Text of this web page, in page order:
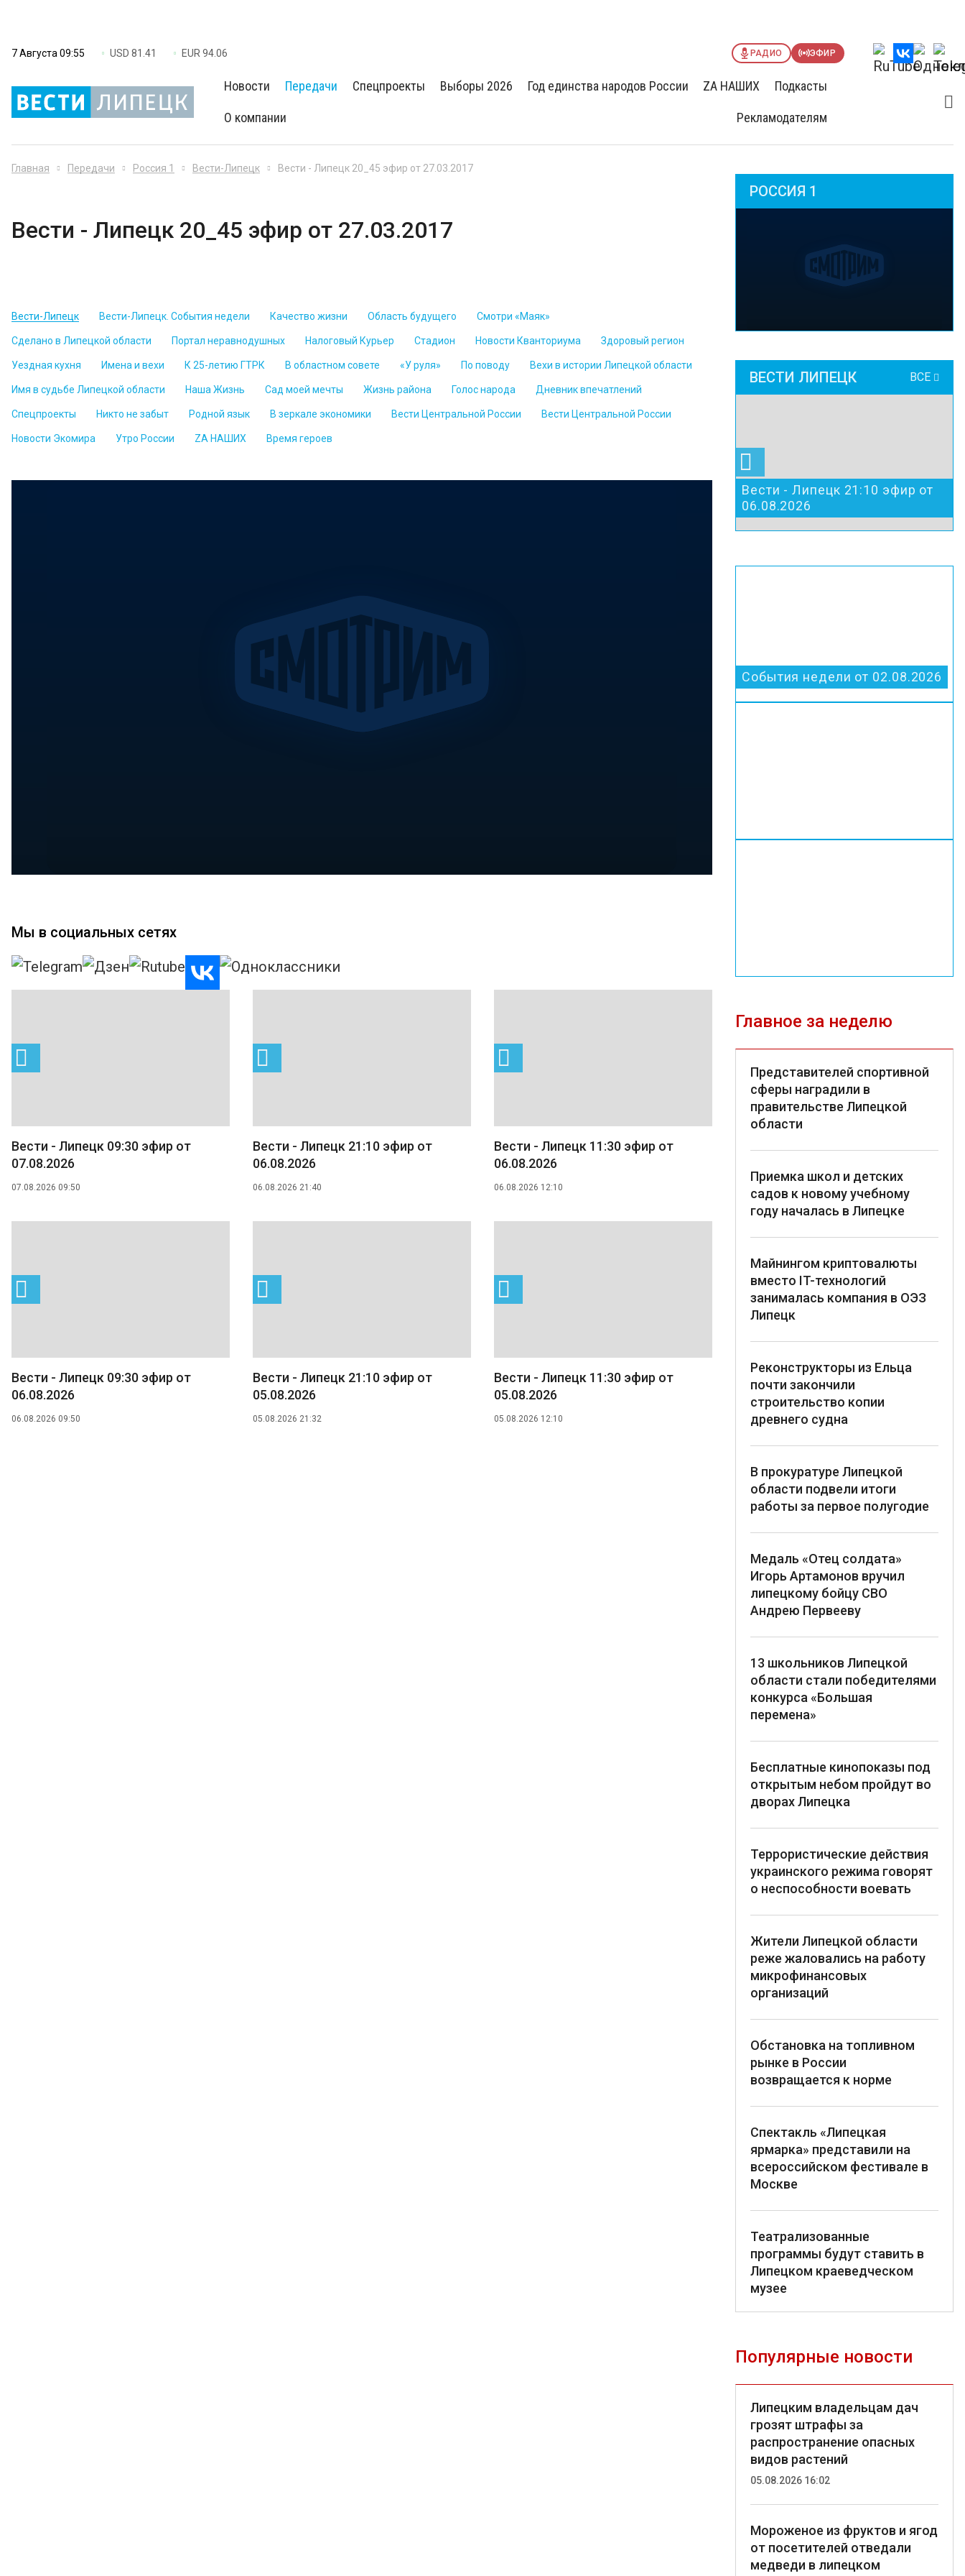
7 Августа 09:55 USD 81.41 EUR 94.06 РАДИО ЭФИР
Новости Передачи Спецпроекты Выборы 2026 Год единства народов России ZА НАШИХ Подкасты
О компании Рекламодателям
Главная Передачи Россия 1 Вести-Липецк Вести - Липецк 20_45 эфир от 27.03.2017
Вести - Липецк 20_45 эфир от 27.03.2017
Вести-Липецк Вести-Липецк. События недели Качество жизни Область будущего Смотри «Маяк»
Сделано в Липецкой области Портал неравнодушных Налоговый Курьер Стадион Новости Кванториума Здоровый регион
Уездная кухня Имена и вехи К 25-летию ГТРК В областном совете «У руля» По поводу Вехи в истории Липецкой области
Имя в судьбе Липецкой области Наша Жизнь Сад моей мечты Жизнь района Голос народа Дневник впечатлений
Спецпроекты Никто не забыт Родной язык В зеркале экономики Вести Центральной России Вести Центральной России
Новости Экомира Утро России ZА НАШИХ Время героев
Мы в социальных сетях
Вести - Липецк 09:30 эфир от
07.08.2026
07.08.2026 09:50
Вести - Липецк 21:10 эфир от
06.08.2026
06.08.2026 21:40
Вести - Липецк 11:30 эфир от
06.08.2026
06.08.2026 12:10
Вести - Липецк 09:30 эфир от
06.08.2026
06.08.2026 09:50
Вести - Липецк 21:10 эфир от
05.08.2026
05.08.2026 21:32
Вести - Липецк 11:30 эфир от
05.08.2026
05.08.2026 12:10
РОССИЯ 1
ВЕСТИ ЛИПЕЦК ВСЕ
Вести - Липецк 21:10 эфир от
06.08.2026
События недели от 02.08.2026
Главное за неделю
Представителей спортивной
сферы наградили в
правительстве Липецкой
области
Приемка школ и детских
садов к новому учебному
году началась в Липецке
Майнингом криптовалюты
вместо IT-технологий
занималась компания в ОЭЗ
Липецк
Реконструкторы из Ельца
почти закончили
строительство копии
древнего судна
В прокуратуре Липецкой
области подвели итоги
работы за первое полугодие
Медаль «Отец солдата»
Игорь Артамонов вручил
липецкому бойцу СВО
Андрею Первееву
13 школьников Липецкой
области стали победителями
конкурса «Большая
перемена»
Бесплатные кинопоказы под
открытым небом пройдут во
дворах Липецка
Террористические действия
украинского режима говорят
о неспособности воевать
Жители Липецкой области
реже жаловались на работу
микрофинансовых
организаций
Обстановка на топливном
рынке в России
возвращается к норме
Спектакль «Липецкая
ярмарка» представили на
всероссийском фестивале в
Москве
Театрализованные
программы будут ставить в
Липецком краеведческом
музее
Популярные новости
Липецким владельцам дач
грозят штрафы за
распространение опасных
видов растений
05.08.2026 16:02
Мороженое из фруктов и ягод
от посетителей отведали
медведи в липецком